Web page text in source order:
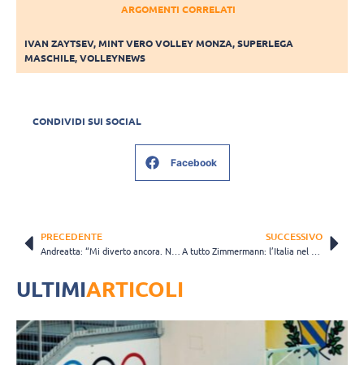
ARGOMENTI CORRELATI
IVAN ZAYTSEV,MINT VERO VOLLEY MONZA,SUPERLEGA
MASCHILE,VOLLEYNEWS
CONDIVIDI SUI SOCIAL
Facebook
PRECEDENTE
Andreatta: “Mi diverto ancora. Nel beach quando il livello cresce è sempre un bene”
SUCCESSIVO
A tutto Zimmermann: l’Italia nel cuore, gli amici, Taranto… i letti ‘olimpici’ di cartone
ULTIMIARTICOLI